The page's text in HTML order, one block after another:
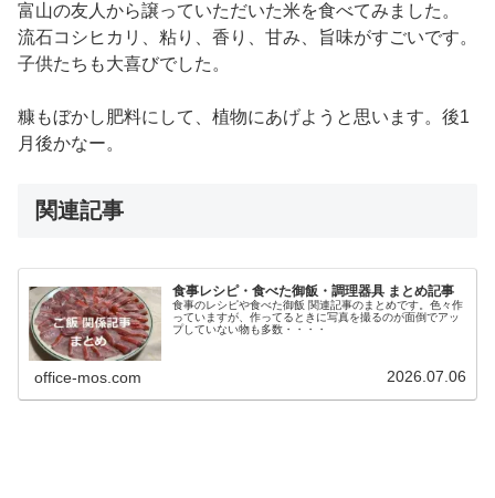
富山の友人から譲っていただいた米を食べてみました。
流石コシヒカリ、粘り、香り、甘み、旨味がすごいです。
子供たちも大喜びでした。
糠もぼかし肥料にして、植物にあげようと思います。後1
月後かなー。
関連記事
食事レシピ・食べた御飯・調理器具 まとめ記事
食事のレシピや食べた御飯 関連記事のまとめです。色々作
っていますが、作ってるときに写真を撮るのが面倒でアッ
プしていない物も多数・・・・
office-mos.com 2026.07.06